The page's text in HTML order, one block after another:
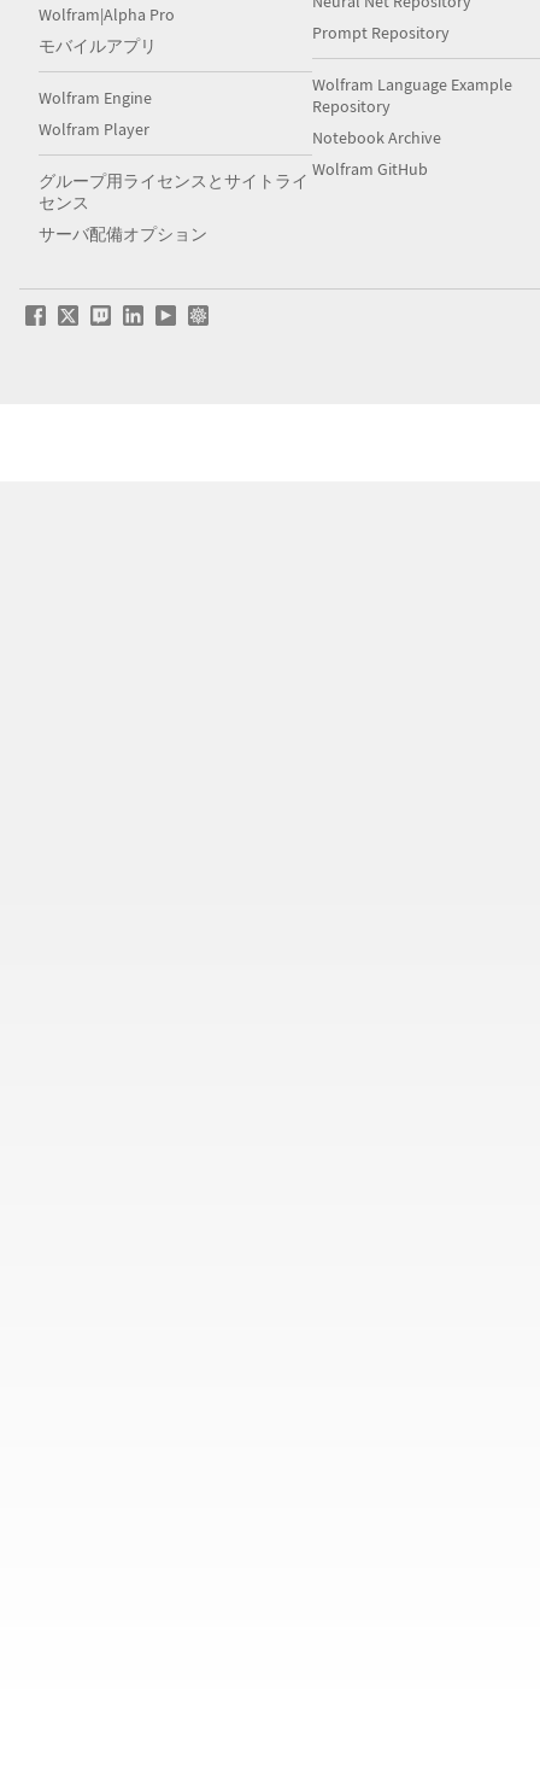
Wolfram|Alpha Pro
モバイルアプリ
Wolfram Engine
Wolfram Player
グループ用ライセンスとサイトライ
センス
サーバ配備オプション
Prompt Repository
Wolfram Language Example
Repository
Notebook Archive
Wolfram GitHub